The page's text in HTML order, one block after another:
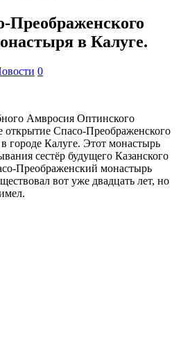
в Калуге.
0
Амвросия Оптинского
открытие Спасо-Преображенского
городе Калуге. Этот монастырь
сестёр будущего Казанского
Преображенский монастырь
вот уже двадцать лет, но